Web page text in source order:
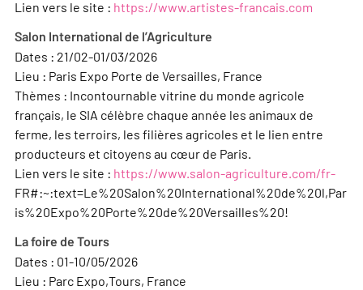
Lien vers le site : https://www.artistes-francais.com
Salon International de l’Agriculture
Dates : 21/02-01/03/2026
Lieu : Paris Expo Porte de Versailles, France
Thèmes : Incontournable vitrine du monde agricole
français, le SIA célèbre chaque année les animaux de
ferme, les terroirs, les filières agricoles et le lien entre
producteurs et citoyens au cœur de Paris.
Lien vers le site : https://www.salon-agriculture.com/fr-
FR#:~:text=Le%20Salon%20International%20de%20l,Par
is%20Expo%20Porte%20de%20Versailles%20!
La foire de Tours
Dates : 01-10/05/2026
Lieu : Parc Expo,Tours, France